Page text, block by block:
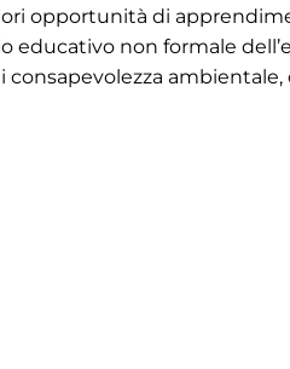
opportunità di
educativo non formale